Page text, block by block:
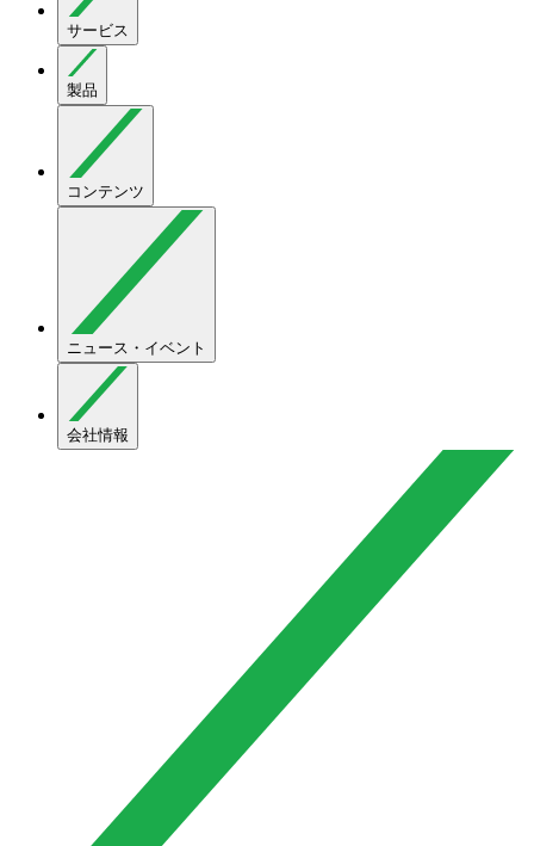
サービス
製品
コンテンツ
ニュース・イベント
会社情報